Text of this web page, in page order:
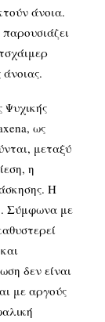
άνοια.
ως
μεταξύ
η
Η
Σύμφωνα με
δεν είναι
με αργούς